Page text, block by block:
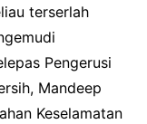
terserlah
Pengerusi
Mandeep
Keselamatan